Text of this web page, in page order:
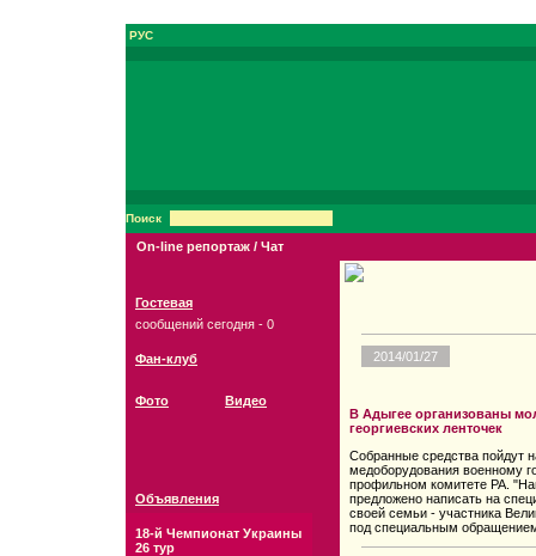
РУС
Поиск
On-line репортаж / Чат
Гостевая
сообщений сегодня - 0
Фан-клуб
Фото Видео
Объявления
18-й Чемпионат Украины
26 тур
2014/01/27
В Адыгее организованы
георгиевских ленточек
Собранные средства пойдут
медоборудования военному
профильном комитете РА.
предложено написать на
своей семьи - участника
под специальным